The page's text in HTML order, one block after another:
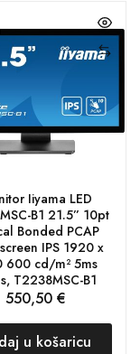
Iiyama LED
B1 21.5” 10pt
Bonded PCAP
IPS 1920 x
600 cd/m² 5ms
T2238MSC-B1
550,50 €
u košaricu